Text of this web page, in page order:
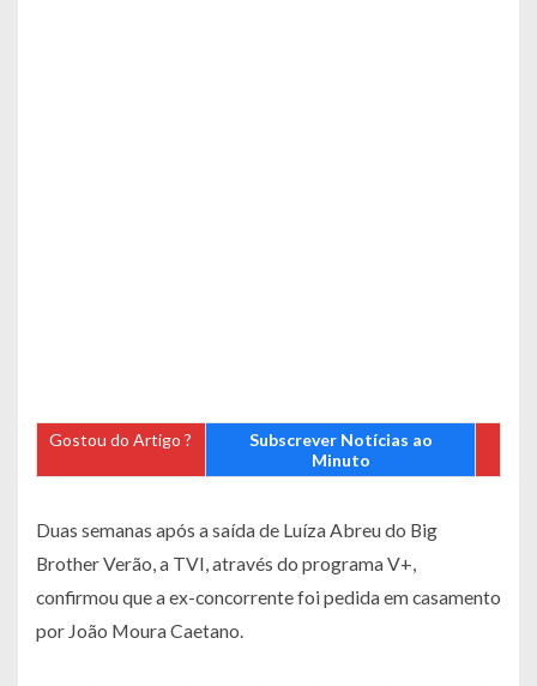
Gostou do Artigo ?
Subscrever Notícias ao
Minuto
Duas semanas após a saída de Luíza Abreu do Big
Brother Verão, a TVI, através do programa V+,
confirmou que a ex-concorrente foi pedida em casamento
por João Moura Caetano.